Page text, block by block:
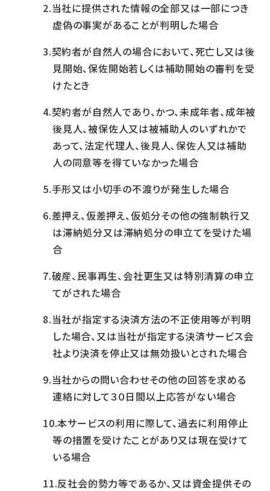
当社に提供された情報の全部又は一部につき
虚偽の事実があることが判明した場合
契約者が自然人の場合において、死亡し又は後
見開始、保佐開始若しくは補助開始の審判を受
けたとき
契約者が自然人であり、かつ、未成年者、成年被
後見人、被保佐人又は被補助人のいずれかで
あって、法定代理人、後見人､保佐人又は補助
人の同意等を得ていなかった場合
手形又は小切手の不渡りが発生した場合
差押え、仮差押え、仮処分その他の強制執行又
は滞納処分又は滞納処分の申立てを受けた場
合
破産、民事再生、会社更生又は特別清算の申立
てがされた場合
当社が指定する決済方法の不正使用等が判明
した場合、又は当社が指定する決済サービス会
社より決済を停止又は無効扱いとされた場合
当社からの問い合わせその他の回答を求める
連絡に対して３０日間以上応答がない場合
本サービスの利用に際して、過去に利用停止
等の措置を受けたことがあり又は現在受けて
いる場合
反社会的勢力等であるか、又は資金提供その